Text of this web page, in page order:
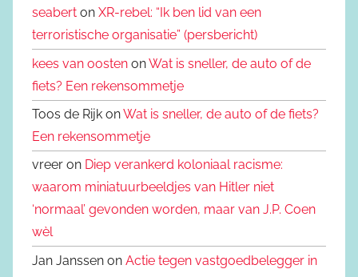
seabert on XR-rebel: “Ik ben lid van een
terroristische organisatie” (persbericht)
kees van oosten onWat is sneller, de auto of de
fiets? Een rekensommetje
Toos de Rijk onWat is sneller, de auto of de fiets?
Een rekensommetje
vreer on Diep verankerd koloniaal racisme:
waarom miniatuurbeeldjes van Hitler niet
‘normaal’ gevonden worden, maar van J.P. Coen
wèl
Jan Janssen on Actie tegen vastgoedbelegger in